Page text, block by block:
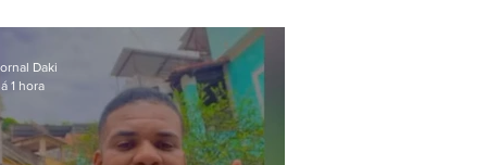
contra crianças
Daki
1 hora